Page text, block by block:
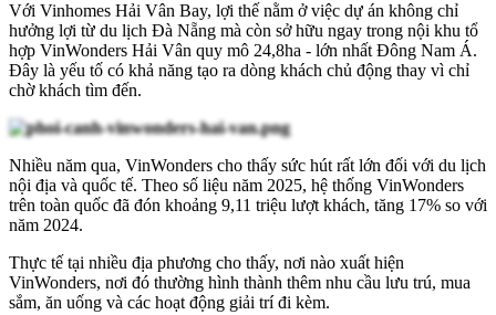
Với Vinhomes Hải Vân Bay, lợi thế nằm ở việc dự án không chỉ
hưởng lợi từ du lịch Đà Nẵng mà còn sở hữu ngay trong nội khu tổ
hợp VinWonders Hải Vân quy mô 24,8ha - lớn nhất Đông Nam Á.
Đây là yếu tố có khả năng tạo ra dòng khách chủ động thay vì chỉ
chờ khách tìm đến.
Nhiều năm qua, VinWonders cho thấy sức hút rất lớn đối với du lịch
nội địa và quốc tế. Theo số liệu năm 2025, hệ thống VinWonders
trên toàn quốc đã đón khoảng 9,11 triệu lượt khách, tăng 17% so với
năm 2024.
Thực tế tại nhiều địa phương cho thấy, nơi nào xuất hiện
VinWonders, nơi đó thường hình thành thêm nhu cầu lưu trú, mua
sắm, ăn uống và các hoạt động giải trí đi kèm.